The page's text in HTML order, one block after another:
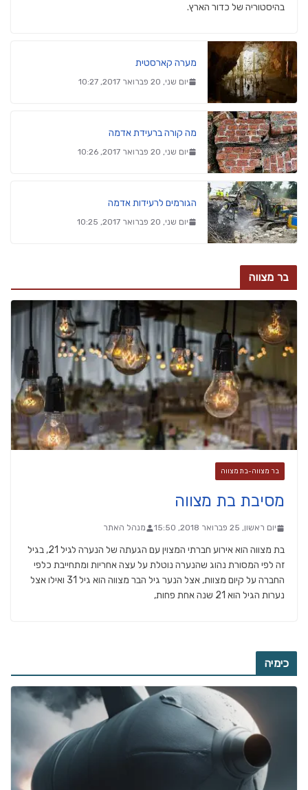
בהיסטוריה של כדור הארץ.
מערה קארסטית
יום שני, 20 פברואר 2017, 10:27
מה קורה ברעידת אדמה
יום שני, 20 פברואר 2017, 10:26
הגורמים לרעידות אדמה
יום שני, 20 פברואר 2017, 10:25
בר מצווה
בר מצווה-בת מצווה
מסיבת בת מצווה
יום ראשון, 25 פברואר 2018, 15:50 מנהל האתר
בת מצווה הוא אירוע חברתי המצוין עם הגעתה של הנערה לגיל 21, בגיל
זה לפי המסורת נהוג שהנערה נוטלת על עצה אחריות ומתחייבת כלפי
החברה על קיום מצוות, אצל הנער גיל הבר מצווה הוא גיל 31 ואילו אצל
נערות הגיל הוא 21 שנה אחת פחות,
כימיה